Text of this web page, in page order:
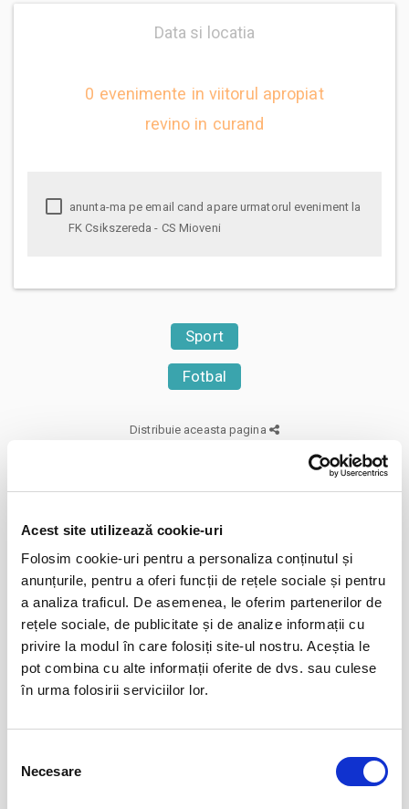
Acest site utilizează cookie-uri
Folosim cookie-uri pentru a personaliza conținutul și
anunțurile, pentru a oferi funcții de rețele sociale și pentru
a analiza traficul. De asemenea, le oferim partenerilor de
rețele sociale, de publicitate și de analize informații cu
privire la modul în care folosiți site-ul nostru. Aceștia le
pot combina cu alte informații oferite de dvs. sau culese
în urma folosirii serviciilor lor.
consimțământului
Necesare
Data si locatia
0 evenimente in viitorul apropiat
revino in curand
FK Csikszereda - CS Mioveni
Sport
Fotbal
Distribuie aceasta pagina
Evenimente similare
Abonamente FC Bihor Oradea
Oradea
BILETE
01
iun
iun